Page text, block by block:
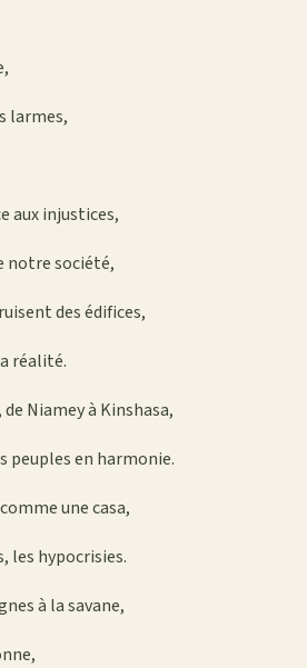
larmes,
aux injustices,
notre société,
des édifices,
réalité.
Niamey à Kinshasa,
peuples en harmonie.
une casa,
les hypocrisies.
à la savane,